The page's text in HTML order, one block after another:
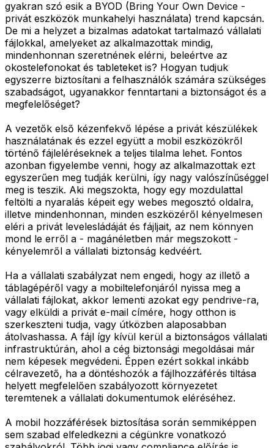
gyakran szó esik a BYOD (Bring Your Own Device -
privát eszközök munkahelyi használata) trend kapcsán.
De mi a helyzet a bizalmas adatokat tartalmazó vállalati
fájlokkal, amelyeket az alkalmazottak mindig,
mindenhonnan szeretnének elérni, beleértve az
okostelefonokat és tableteket is? Hogyan tudjuk
egyszerre biztosítani a felhasználók számára szükséges
szabadságot, ugyanakkor fenntartani a biztonságot és a
megfelelőséget?
A vezetők első kézenfekvő lépése a privát készülékek
használatának és ezzel együtt a mobil eszközökről
történő fájleléréseknek a teljes tilalma lehet. Fontos
azonban figyelembe venni, hogy az alkalmazottak ezt
egyszerűen meg tudják kerülni, így nagy valószínűséggel
meg is teszik. Aki megszokta, hogy egy mozdulattal
feltölti a nyaralás képeit egy webes megosztó oldalra,
illetve mindenhonnan, minden eszközéről kényelmesen
eléri a privát levelesládáját és fájljait, az nem könnyen
mond le erről a - magánéletben már megszokott -
kényelemről a vállalati biztonság kedvéért.
Ha a vállalati szabályzat nem engedi, hogy az illető a
táblagépéről vagy a mobiltelefonjáról nyissa meg a
vállalati fájlokat, akkor lementi azokat egy pendrive-ra,
vagy elküldi a privát e-mail címére, hogy otthon is
szerkeszteni tudja, vagy útközben alaposabban
átolvashassa. A fájl így kívül kerül a biztonságos vállalati
infrastruktúrán, ahol a cég biztonsági megoldásai már
nem képesek megvédeni. Éppen ezért sokkal inkább
célravezető, ha a döntéshozók a fájlhozzáférés tiltása
helyett megfelelően szabályozott környezetet
teremtenek a vállalati dokumentumok eléréséhez.
A mobil hozzáférések biztosítása során semmiképpen
sem szabad elfeledkezni a cégünkre vonatkozó